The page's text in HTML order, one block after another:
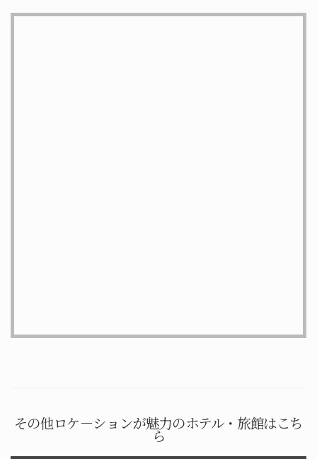
その他ロケ－ションが魅力のホテル・旅館はこち
ら